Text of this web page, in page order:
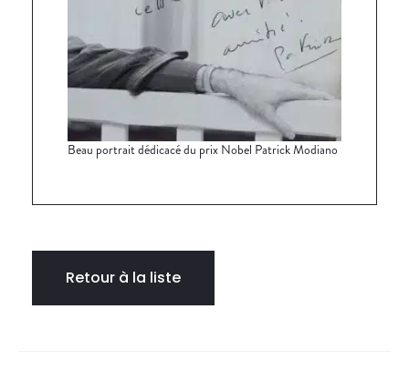
Beau portrait dédicacé du prix Nobel Patrick Modiano
Retour à la liste